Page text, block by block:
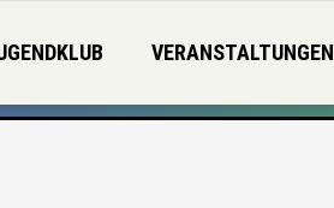
VERANSTALTUNGEN